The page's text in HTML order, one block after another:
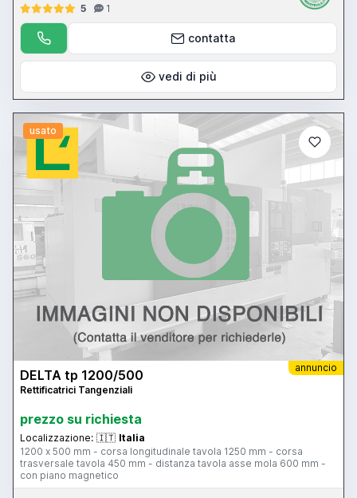
5
1
contatta
vedi di più
usato
annuncio
DELTA tp 1200/500
Rettificatrici Tangenziali
prezzo su richiesta
Localizzazione: 🇮🇹 Italia
1200 x 500 mm - corsa longitudinale tavola 1250 mm - corsa
trasversale tavola 450 mm - distanza tavola asse mola 600 mm -
con piano magnetico